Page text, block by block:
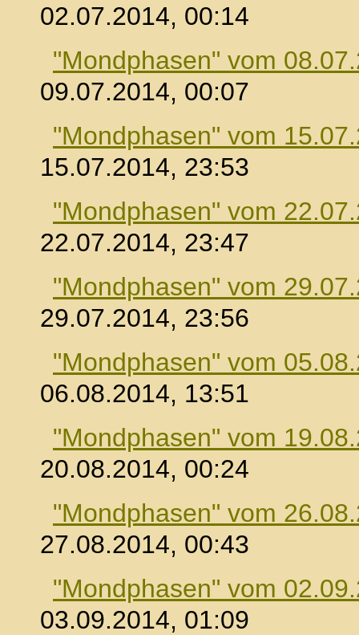
02.07.2014, 00:14
"Mondphasen" vom
09.07.2014, 00:07
"Mondphasen" vom
15.07.2014, 23:53
"Mondphasen" vom
22.07.2014, 23:47
"Mondphasen" vom
29.07.2014, 23:56
"Mondphasen" vom
06.08.2014, 13:51
"Mondphasen" vom
20.08.2014, 00:24
"Mondphasen" vom
27.08.2014, 00:43
"Mondphasen" vom
03.09.2014, 01:09